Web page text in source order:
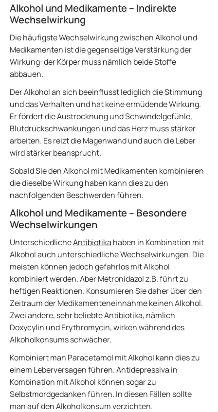
Alkohol und Medikamente – Indirekte
Wechselwirkung
Die häufigste Wechselwirkung zwischen Alkohol und
Medikamenten ist die gegenseitige Verstärkung der
Wirkung: der Körper muss nämlich beide Stoffe
abbauen.
Der Alkohol an sich beeinflusst lediglich die Stimmung
und das Verhalten und hat keine ermüdende Wirkung.
Er fördert die Austrocknung und Schwindelgefühle,
Blutdruckschwankungen und das Herz muss stärker
arbeiten. Es reizt die Magenwand und auch die Leber
wird stärker beansprucht.
Sobald Sie den Alkohol mit Medikamenten kombinieren
die dieselbe Wirkung haben kann dies zu den
nachfolgenden Beschwerden führen.
Alkohol und Medikamente – Besondere
Wechselwirkungen
UnterschiedlicheAntibiotika haben in Kombination mit
Alkohol auch unterschiedliche Wechselwirkungen. Die
meisten können jedoch gefahrlos mit Alkohol
kombiniert werden. Aber Metronidazol z.B. führt zu
heftigen Reaktionen. Konsumieren Sie daher über den
Zeitraum der Medikamenteneinnahme keinen Alkohol.
Zwei andere, sehr beliebte Antibiotika, nämlich
Doxycylin und Erythromycin, wirken während des
Alkoholkonsums schwächer.
Kombiniert man Paracetamol mit Alkohol kann dies zu
einem Leberversagen führen. Antidepressiva in
Kombination mit Alkohol können sogar zu
Selbstmordgedanken führen. In diesen Fällen sollte
man auf den Alkoholkonsum verzichten.